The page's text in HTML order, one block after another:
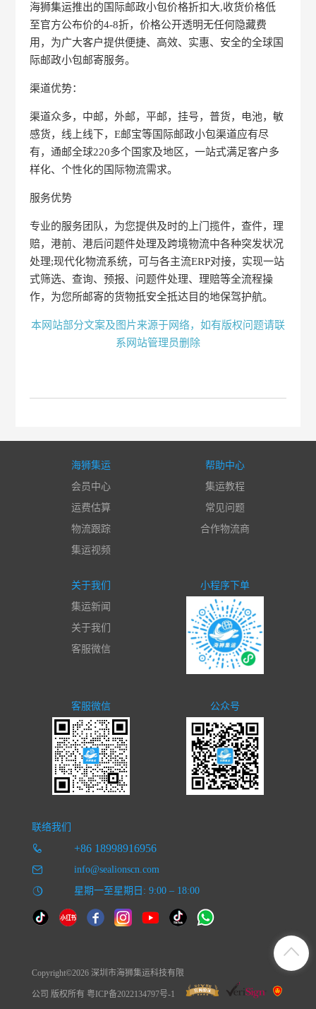
海狮集运推出的国际邮政小包价格折扣大,收货价格低
至官方公布价的4-8折，价格公开透明无任何隐藏费
用，为广大客户提供便捷、高效、实惠、安全的全球国
际邮政小包邮寄服务。
渠道优势：
渠道众多，中邮，外邮，平邮，挂号，普货，电池，敏
感货，线上线下，E邮宝等国际邮政小包渠道应有尽
有，通邮全球220多个国家及地区，一站式满足客户多
样化、个性化的国际物流需求。
服务优势
专业的服务团队，为您提供及时的上门揽件，查件，理
赔，港前、港后问题件处理及跨境物流中各种突发状况
处理;现代化物流系统，可与各主流ERP对接，实现一站
式筛选、查询、预报、问题件处理、理赔等全流程操
作，为您所邮寄的货物抵安全抵达目的地保驾护航。
本网站部分文案及图片来源于网络，如有版权问题请联
系网站管理员删除
海狮集运
会员中心
运费估算
物流跟踪
集运视频
帮助中心
集运教程
常见问题
合作物流商
关于我们
集运新闻
关于我们
客服微信
小程序下单
客服微信 公众号
联络我们
+86 18998916956
info@sealionscn.com
星期一至星期日: 9:00 – 18:00
Copyright©2026 深圳市海狮集运科技有限
公司 版权所有 粤ICP备2022134797号-1